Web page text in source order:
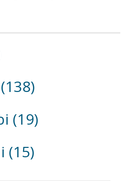
(138)
(19)
(15)